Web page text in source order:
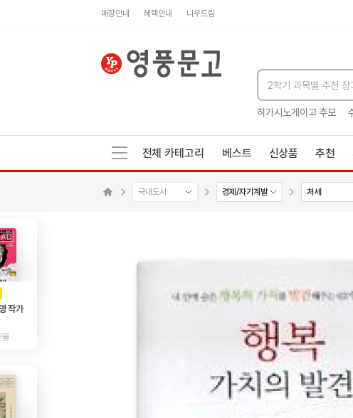
매장안내 혜택안내 나우드림
히가시노게이고 추모
전체 카테고리 베스트 신상품 추천
국내도서 경제/자기계발 처세
AD
작가
물
AD